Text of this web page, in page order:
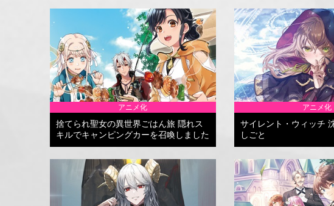
アニメ化
捨てられ聖女の異世界ごはん旅 隠れス
キルでキャンピングカーを召喚しました
アニメ化
サイレント・ウィッチ
しごと